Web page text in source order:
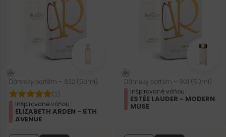
Dámsky parfém – 822 (50ml)
(2)
Inšpirované vôňou:
ELIZABETH ARDEN - 5TH
AVENUE
Dámsky parfém – 901 (50ml)
Inšpirované vôňou:
ESTÉE LAUDER - MODERN
MUSE